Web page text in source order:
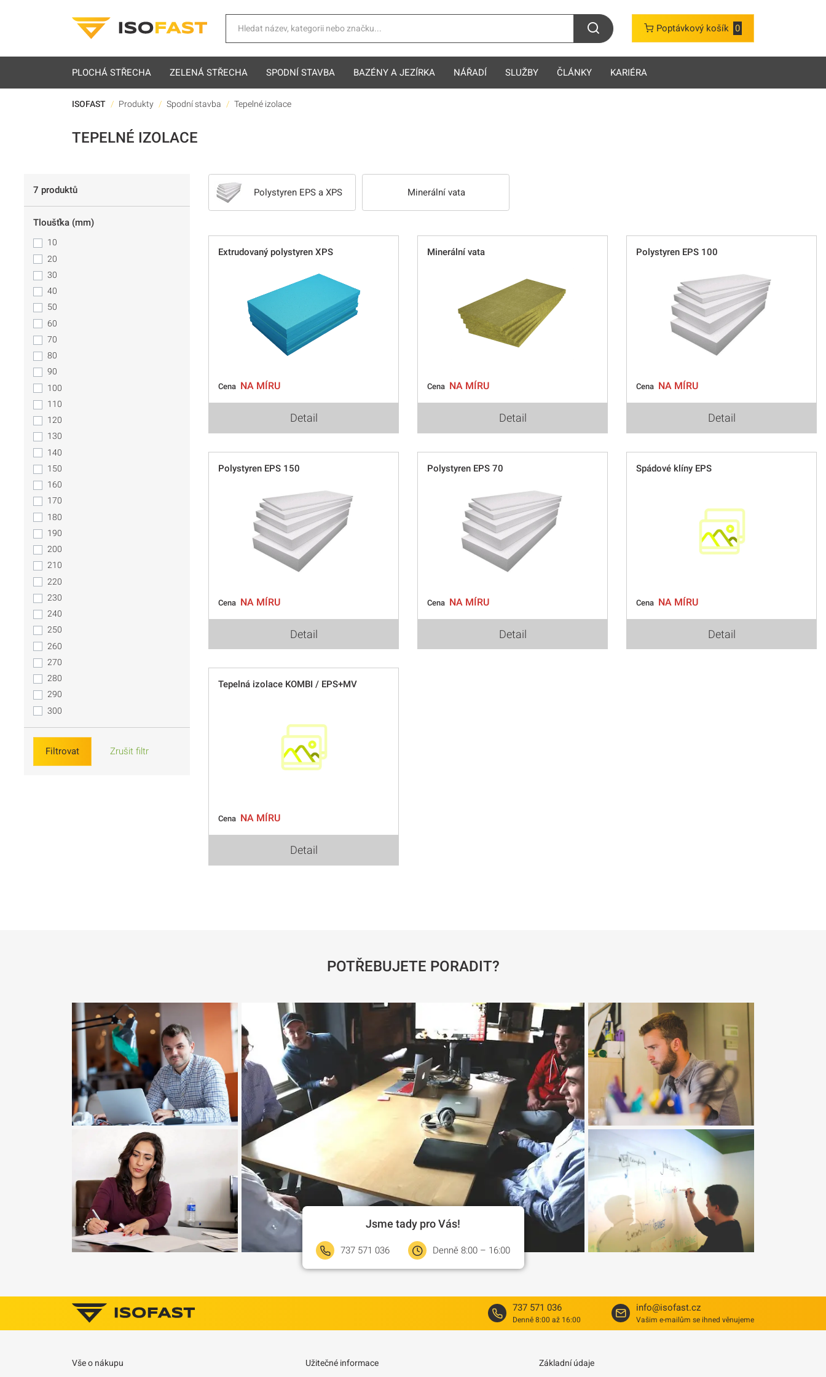
Poptávkový košík 0
PLOCHÁ STŘECHA ZELENÁ STŘECHA SPODNÍ STAVBA BAZÉNY A JEZÍRKA NÁŘADÍ SLUŽBY ČLÁNKY KARIÉRA
ISOFAST Produkty Spodní stavba Tepelné izolace
TEPELNÉ IZOLACE
7 produktů
Tloušťka (mm)
10
20
30
40
50
60
70
80
90
100
110
120
130
140
150
160
170
180
190
200
210
220
230
240
250
260
270
280
290
300
Filtrovat Zrušit filtr
Polystyren EPS a XPS Minerální vata
Extrudovaný polystyren XPS
Cena NA MÍRU
Detail
Minerální vata
Cena NA MÍRU
Detail
Polystyren EPS 100
Cena NA MÍRU
Detail
Polystyren EPS 150
Cena NA MÍRU
Detail
Polystyren EPS 70
Cena NA MÍRU
Detail
Spádové klíny EPS
Cena NA MÍRU
Detail
Tepelná izolace KOMBI / EPS+MV
Cena NA MÍRU
Detail
POTŘEBUJETE PORADIT?
Jsme tady pro Vás!
737 571 036 Denně 8:00 – 16:00
737 571 036
Denně 8:00 až 16:00
info@isofast.cz
Vašim e-mailům se ihned věnujeme
Vše o nákupu Užitečné informace Základní údaje